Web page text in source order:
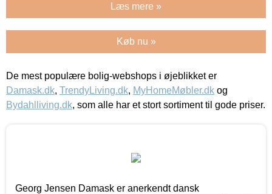
Læs mere »
Køb nu »
De mest populære bolig-webshops i øjeblikket er
Damask.dk, TrendyLiving.dk, MyHomeMøbler.dk og
Bydahlliving.dk, som alle har et stort sortiment til gode priser.
Georg Jensen Damask er anerkendt dansk